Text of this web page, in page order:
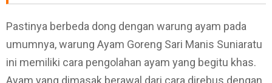
Pastinya berbeda dong dengan warung ayam pada
umumnya, warung Ayam Goreng Sari Manis Suniaratu
ini memiliki cara pengolahan ayam yang begitu khas.
Ayam yang dimasak berawal dari cara direbus dengan